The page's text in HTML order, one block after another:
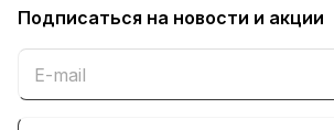
Подписаться на новости и акции